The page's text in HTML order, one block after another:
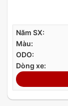
Năm SX:
Màu:
ODO:
Dòng xe: